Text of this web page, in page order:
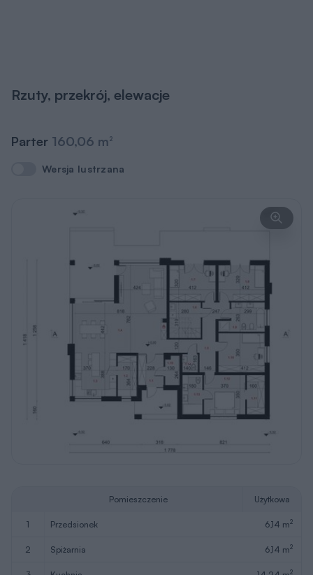
Rzuty, przekrój, elewacje
Parter 160,06 m2
Wersja lustrzana
Wersja lustrzana
Pomieszczenie Użytkowa
1 przedsionek 6,14 m2
2 spiżarnia 6,14 m2
2